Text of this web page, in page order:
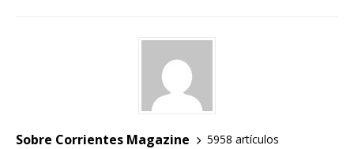
Sobre Corrientes Magazine
5958 artículos